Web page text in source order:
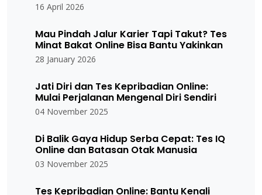
16 April 2026
Mau Pindah Jalur Karier Tapi Takut? Tes
Minat Bakat Online Bisa Bantu Yakinkan
28 January 2026
Jati Diri dan Tes Kepribadian Online:
Mulai Perjalanan Mengenal Diri Sendiri
04 November 2025
Di Balik Gaya Hidup Serba Cepat: Tes IQ
Online dan Batasan Otak Manusia
03 November 2025
Tes Kepribadian Online: Bantu Kenali